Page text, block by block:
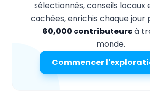
sélectionnés, conseils locaux
cachées, enrichis chaque jour
60,000 contributeursà
monde.
Commencer